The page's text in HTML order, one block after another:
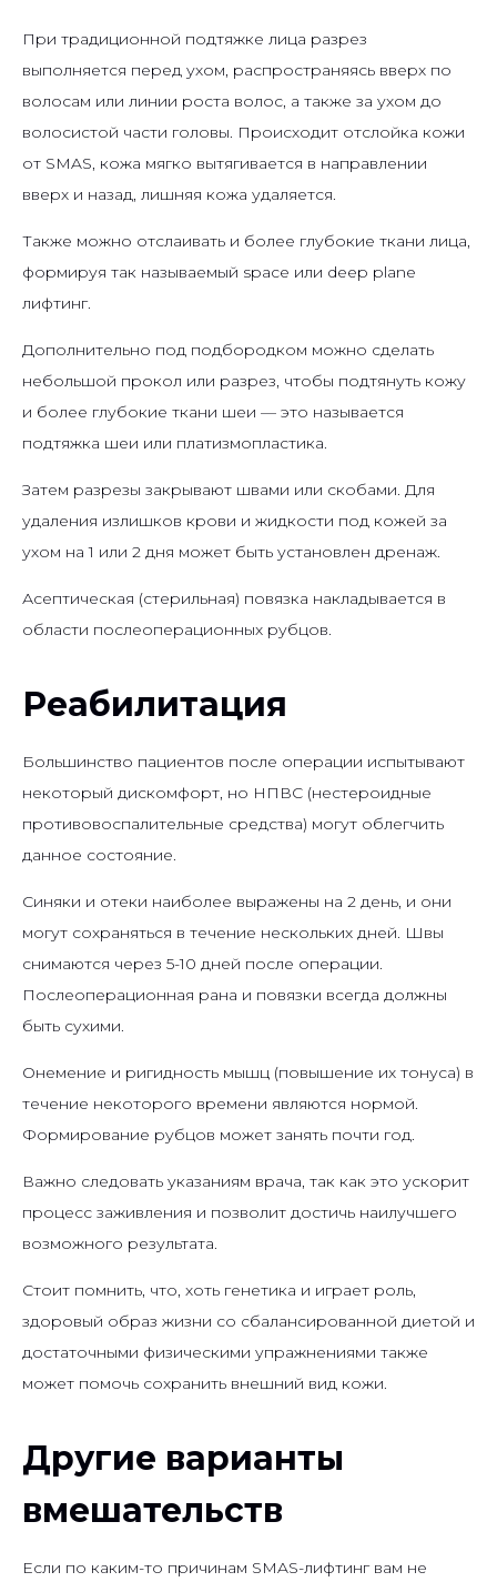
При традиционной подтяжке лица разрез
выполняется перед ухом, распространяясь вверх по
волосам или линии роста волос, а также за ухом до
волосистой части головы. Происходит отслойка кожи
от SMAS, кожа мягко вытягивается в направлении
вверх и назад, лишняя кожа удаляется.
Также можно отслаивать и более глубокие ткани лица,
формируя так называемый space или deep plane
лифтинг.
Дополнительно под подбородком можно сделать
небольшой прокол или разрез, чтобы подтянуть кожу
и более глубокие ткани шеи — это называется
подтяжка шеи или платизмопластика.
Затем разрезы закрывают швами или скобами. Для
удаления излишков крови и жидкости под кожей за
ухом на 1 или 2 дня может быть установлен дренаж.
Асептическая (стерильная) повязка накладывается в
области послеоперационных рубцов.
Реабилитация
Большинство пациентов после операции испытывают
некоторый дискомфорт, но НПВС (нестероидные
противовоспалительные средства) могут облегчить
данное состояние.
Синяки и отеки наиболее выражены на 2 день, и они
могут сохраняться в течение нескольких дней. Швы
снимаются через 5-10 дней после операции.
Послеоперационная рана и повязки всегда должны
быть сухими.
Онемение и ригидность мышц (повышение их тонуса) в
течение некоторого времени являются нормой.
Формирование рубцов может занять почти год.
Важно следовать указаниям врача, так как это ускорит
процесс заживления и позволит достичь наилучшего
возможного результата.
Стоит помнить, что, хоть генетика и играет роль,
здоровый образ жизни со сбалансированной диетой и
достаточными физическими упражнениями также
может помочь сохранить внешний вид кожи.
Другие варианты
вмешательств
Если по каким-то причинам SMAS-лифтинг вам не